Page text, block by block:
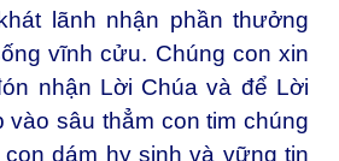
lãnh nhận phần thưởng
vĩnh cửu. Chúng con xin
nhận Lời Chúa và để Lời
vào sâu thẳm con tim chúng
dám hy sinh và vững tin